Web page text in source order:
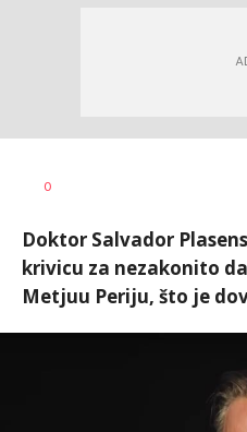
0
Doktor Salvador
krivicu za nezakonito
Metjuu Periju, što je